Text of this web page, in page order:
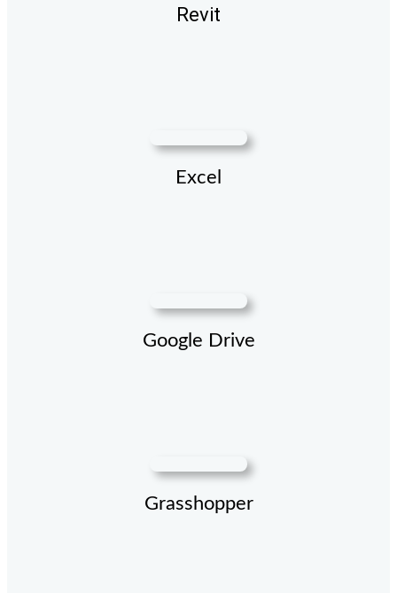
Revit
Excel
Google Drive
Grasshopper